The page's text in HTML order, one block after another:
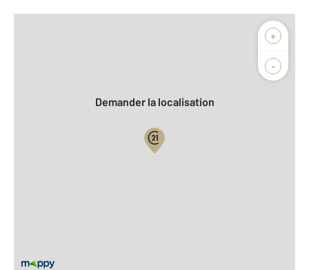
+
-
Biens vendus
Demander la localisation
Barèmes d'honoraires de l'agence